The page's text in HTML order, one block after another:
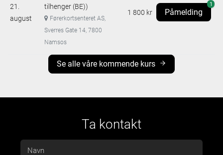
21.
august
tilhenger (BE))
Førerkortsenteret AS,
Sverres Gate 14, 7800
Namsos
1 800 kr Påmelding
1
Se alle våre kommende kurs
Ta kontakt